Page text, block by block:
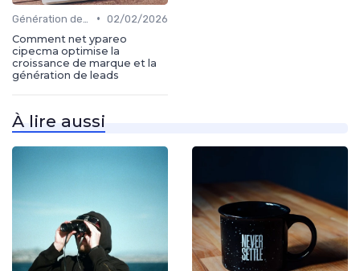
• 02/02/2026
Comment net ypareo
cipecma optimise la
croissance de marque et la
génération de leads
À lire aussi